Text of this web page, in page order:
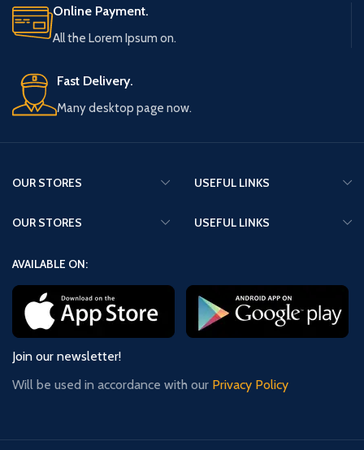
Online Payment.
All the Lorem Ipsum on.
Fast Delivery.
Many desktop page now.
OUR STORES USEFUL LINKS
OUR STORES USEFUL LINKS
AVAILABLE ON:
Join our newsletter!
Will be used in accordance with our Privacy Policy